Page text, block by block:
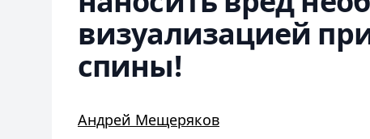
визуализацией
спины!
Андрей Мещеряков